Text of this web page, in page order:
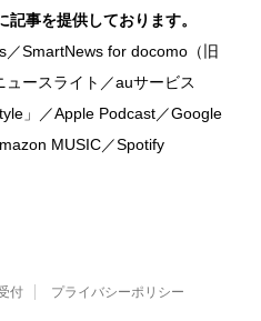
事を提供しております。
SmartNews for docomo（旧
ースライト／auサービス
」／Apple Podcast／Google
MUSIC／Spotify
付 プライバシーポリシー